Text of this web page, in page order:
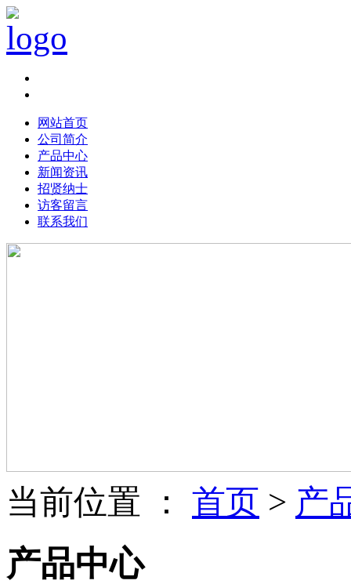
网站首页
公司简介
产品中心
新闻资讯
招贤纳士
访客留言
联系我们
当前位置 ： 首页 > 产
产品中心